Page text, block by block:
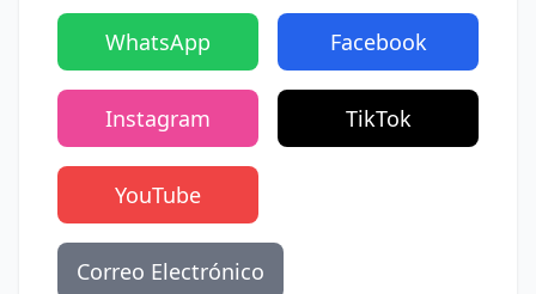
WhatsApp Facebook
Instagram TikTok
YouTube
Correo Electrónico